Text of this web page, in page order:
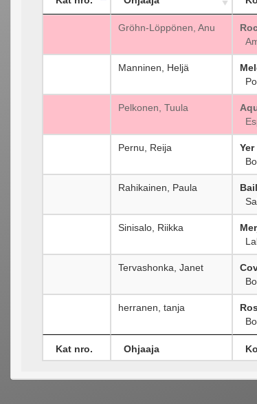
Gröhn-Löppönen, Anu
Manninen, Heljä
Pelkonen, Tuula
Pernu, Reija
Rahikainen, Paula
Sinisalo, Riikka
Tervashonka, Janet
herranen, tanja
Kat nro. Ohjaaja